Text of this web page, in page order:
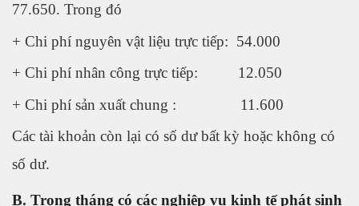
77.650. Trong đó
+ Chi phí nguyên vật liệu trực tiếp: 54.000
+ Chi phí nhân công trực tiếp: 12.050
+ Chi phí sản xuất chung : 11.600
Các tài khoản còn lại có số dư bất kỳ hoặc không có
số dư.
B. Trong tháng có các nghiệp vụ kinh tế phát sinh